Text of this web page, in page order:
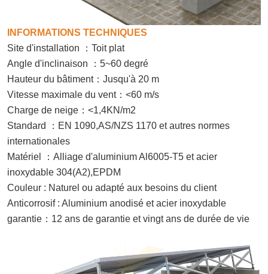
INFORMATIONS TECHNIQUES
Site d'installation
： Toit plat
Angle d'inclinaison
： 5~60 degré
Hauteur du bâtiment： Jusqu'à 20 m
Vitesse maximale du vent： <60 m/s
Charge de neige ： <1,4KN/m2
Standard
： EN 1090,AS/NZS 1170 et autres normes
internationales
Matériel
： Alliage d'aluminium Al6005-T5 et acier
inoxydable 304(A2),EPDM
Couleur : Naturel ou adapté aux besoins du client
Anticorrosif : Aluminium anodisé et acier inoxydable
garantie ： 12 ans de garantie et vingt ans de durée de vie